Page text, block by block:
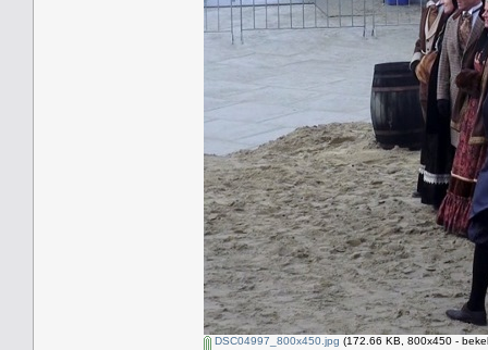
DSC04997_800x450.jpg (172.66 KB, 800x450 -